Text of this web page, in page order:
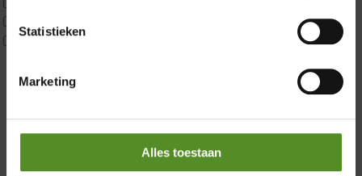
Statistieken
Marketing
Alles toestaan
Toppers
1 persoon
2 personen split
Twijfelaar
Donderdag 12:00 – 17:00
Zaterdag 12:00 – 17:00